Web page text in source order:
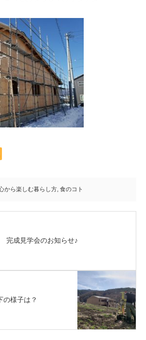
から楽しむ暮らし方, 食のコト
完成見学会のお知らせ♪
の様子は？